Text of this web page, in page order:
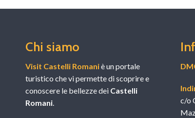
Chi siamo
Visit Castelli Romaniè un portale
turistico che vi permette di scoprire e
conoscere le bellezze dei Castelli
Romani
c/o